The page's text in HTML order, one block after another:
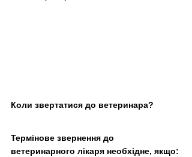
Коли звертатися до ветеринара?
Термінове звернення до
ветеринарного лікаря необхідне, якщо: